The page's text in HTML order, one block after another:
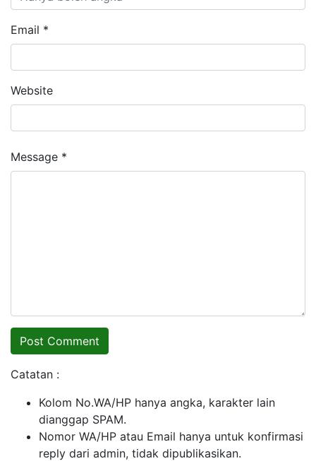
Email *
Website
Message *
Catatan :
Kolom No.WA/HP hanya angka, karakter lain
dianggap SPAM.
Nomor WA/HP atau Email hanya untuk konfirmasi
reply dari admin, tidak dipublikasikan.